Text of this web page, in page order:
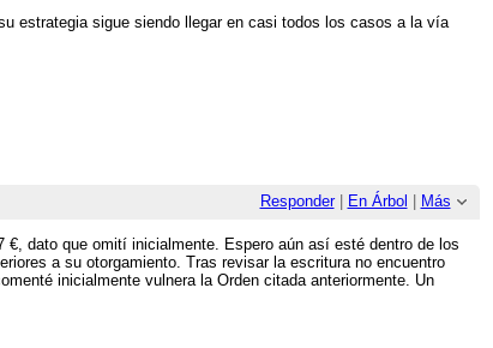
estrategia sigue siendo llegar en casi todos los casos a la vía
Responder| En Árbol Más
dato que omití inicialmente. Espero aún así esté dentro de los
a su otorgamiento. Tras revisar la escritura no encuentro
inicialmente vulnera la Orden citada anteriormente. Un